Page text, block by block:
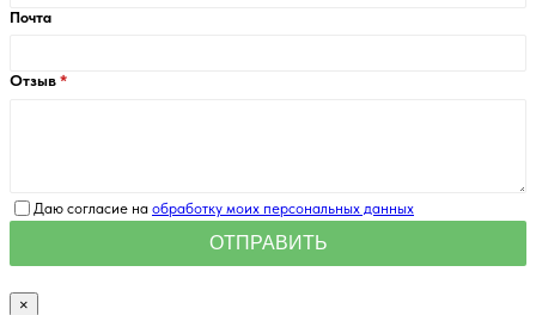
Почта
Отзыв
Даю согласие на обработку моих персональных данных
×